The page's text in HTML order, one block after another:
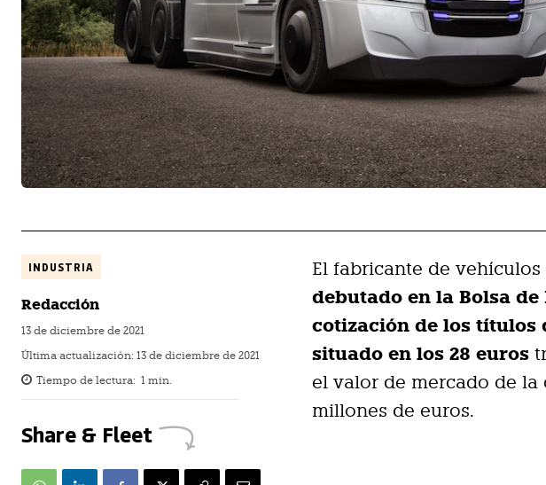
INDUSTRIA
Redacción
13 de diciembre de 2021
Última actualización: 13 de diciembre de 2021
Tiempo de lectura: 1 min.
Share & Fleet
El fabricante de
debutado en la Bolsa
cotización de los títulos
situado en los 28 euros
el valor de mercado de la
millones de euros.